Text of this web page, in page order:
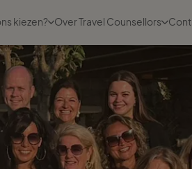
kiezen? Over Travel Counsellors